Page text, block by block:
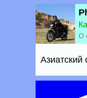
О
Азиатский